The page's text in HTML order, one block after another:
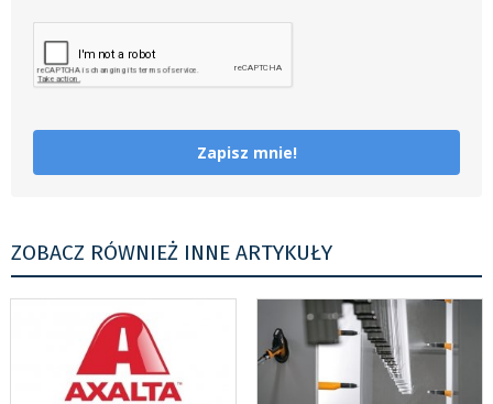
Zapisz mnie!
ZOBACZ RÓWNIEŻ INNE ARTYKUŁY